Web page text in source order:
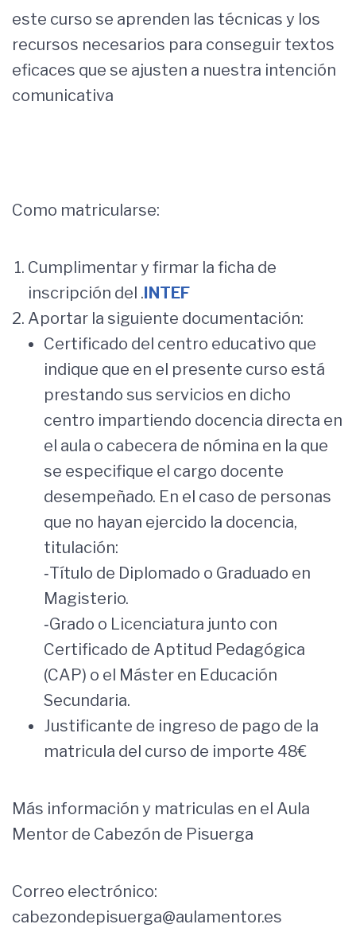
este curso se aprenden las técnicas y los
recursos necesarios para conseguir textos
eficaces que se ajusten a nuestra intención
comunicativa
Como matricularse:
Cumplimentar y firmar la ficha de
inscripción del .INTEF
Aportar la siguiente documentación:
Certificado del centro educativo que
indique que en el presente curso está
prestando sus servicios en dicho
centro impartiendo docencia directa en
el aula o cabecera de nómina en la que
se especifique el cargo docente
desempeñado. En el caso de personas
que no hayan ejercido la docencia,
titulación:
‐Título de Diplomado o Graduado en
Magisterio.
‐Grado o Licenciatura junto con
Certificado de Aptitud Pedagógica
(CAP) o el Máster en Educación
Secundaria.
Justificante de ingreso de pago de la
matricula del curso de importe 48€
Más información y matriculas en el Aula
Mentor de Cabezón de Pisuerga
Correo electrónico:
cabezondepisuerga@aulamentor.es